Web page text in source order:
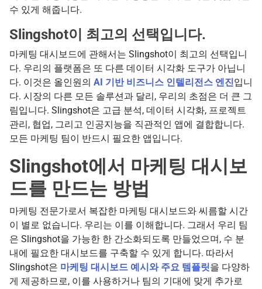
수 있게 해줍니다.
Slingshot이 최고의 선택입니다.
마케팅 대시보드에 관해서는 Slingshot이 최고의 선택입니
다. 우리의 플랫폼은 또 다른 데이터 시각화 도구가 아닙니
다. 이것은 올인원의 AI 기반 비즈니스 인텔리전스 엔진입니
다. 시장의 다른 모든 솔루션과 달리, 우리의 초점은 더 큰 그
림입니다. Slingshot은 고급 분석, 데이터 시각화, 프로젝트
관리, 협업, 그리고 인공지능을 직관적인 앱에 결합합니다.
모든 마케팅 팀이 반드시 필요한 앱입니다.
Slingshot에서 마케팅 대시보
드를 만드는 방법
마케팅 전문가로서 복잡한 마케팅 대시보드와 씨름할 시간
이 별로 없습니다. 우리는 이를 이해합니다. 그래서 우리 팀
은 Slingshot을 가능한 한 간소화되도록 만들었으며, 수 분
내에 필요한 대시보드를 구축할 수 있게 합니다. 따라서
Slingshot은 마케팅 대시보드 예시와 주요 템플릿을 다양하
게 제공하므로, 이를 사용하거나 팀의 기대에 맞게 추가로